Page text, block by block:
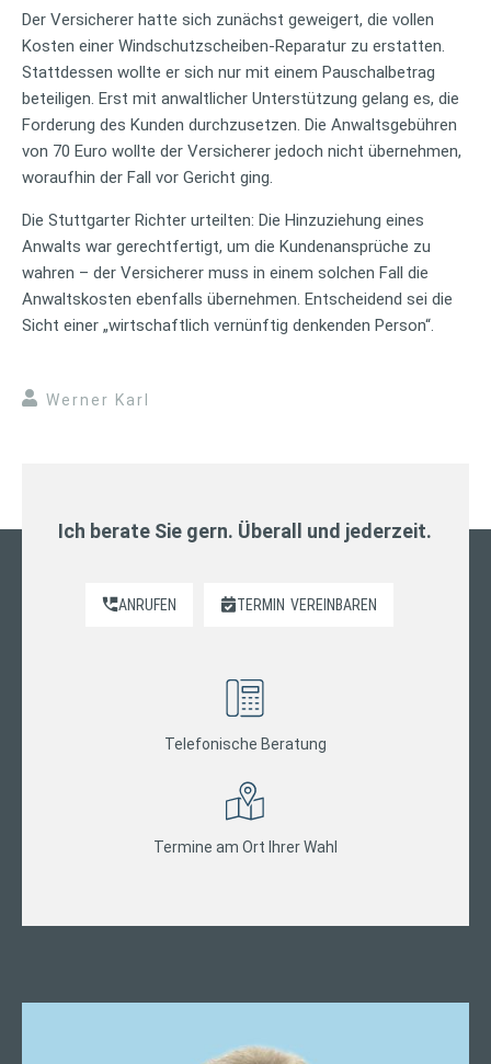
Der Versicherer hatte sich zunächst geweigert, die vollen
Kosten einer Windschutzscheiben-Reparatur zu erstatten.
Stattdessen wollte er sich nur mit einem Pauschalbetrag
beteiligen. Erst mit anwaltlicher Unterstützung gelang es, die
Forderung des Kunden durchzusetzen. Die Anwaltsgebühren
von 70 Euro wollte der Versicherer jedoch nicht übernehmen,
woraufhin der Fall vor Gericht ging.
Die Stuttgarter Richter urteilten: Die Hinzuziehung eines
Anwalts war gerechtfertigt, um die Kundenansprüche zu
wahren – der Versicherer muss in einem solchen Fall die
Anwaltskosten ebenfalls übernehmen. Entscheidend sei die
Sicht einer „wirtschaftlich vernünftig denkenden Person“.
Werner Karl
Ich berate Sie gern. Überall und jederzeit.
ANRUFEN TERMIN VEREINBAREN
Telefonische Beratung
Termine am Ort Ihrer Wahl